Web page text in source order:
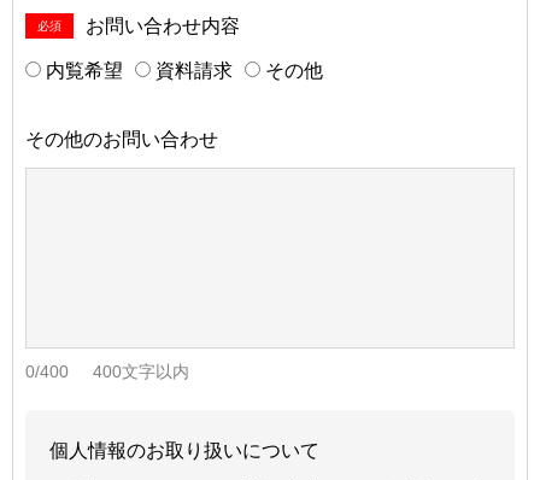
必須 お問い合わせ内容
内覧希望 資料請求 その他
その他のお問い合わせ
0/400 400文字以内
個人情報のお取り扱いについて